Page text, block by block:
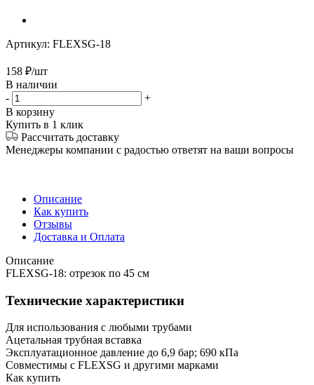
Артикул: FLEXSG-18
158 ₽/шт
В наличии
-
+
В корзину
Купить в 1 клик
Рассчитать доставку
Менеджеры компании с радостью ответят на ваши вопросы
Описание
Как купить
Отзывы
Доставка и Оплата
Описание
FLEXSG-18: отрезок по 45 см
Технические характеристики
Для использования с любыми трубами
Ацетальная трубная вставка
Эксплуатационное давление до 6,9 бар; 690 кПа
Совместимы с FLEXSG и другими марками
Как купить